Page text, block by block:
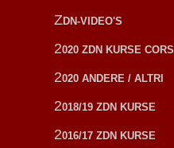
ZDN-VIDEO'S
2020 ZDN KURSE CORSI
2020 ANDERE / ALTRI
2018/19 ZDN KURSE
2016/17 ZDN KURSE